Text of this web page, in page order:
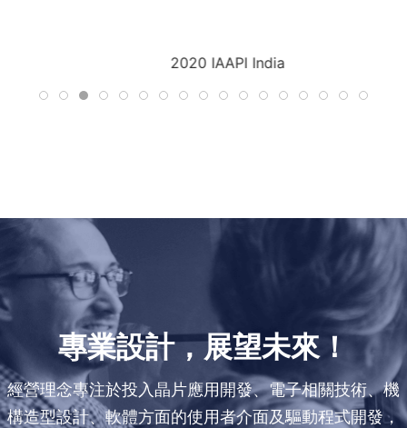
2020 IAAPI India
專業設計，展望未來！
經營理念專注於投入晶片應用開發、電子相關技術、機
構造型設計、軟體方面的使用者介面及驅動程式開發，